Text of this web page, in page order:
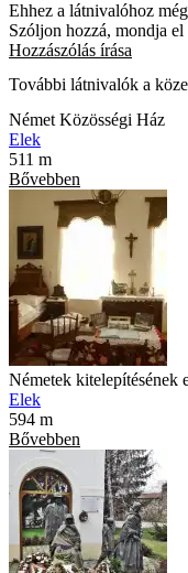
Ehhez a látnivalóhoz
Szóljon hozzá, mondja
Hozzászólás írása
További látnivalók a
Német Közösségi Ház
Elek
511 m
Bővebben
Németek kitelepítésének
Elek
594 m
Bővebben